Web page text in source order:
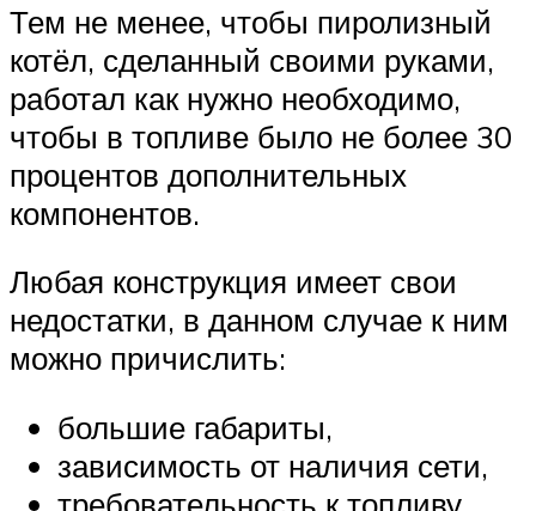
Тем не менее, чтобы пиролизный
котёл, сделанный своими руками,
работал как нужно необходимо,
чтобы в топливе было не более 30
процентов дополнительных
компонентов.
Любая конструкция имеет свои
недостатки, в данном случае к ним
можно причислить:
большие габариты,
зависимость от наличия сети,